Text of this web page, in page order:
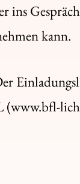
ins
kann.
(www.bfl-